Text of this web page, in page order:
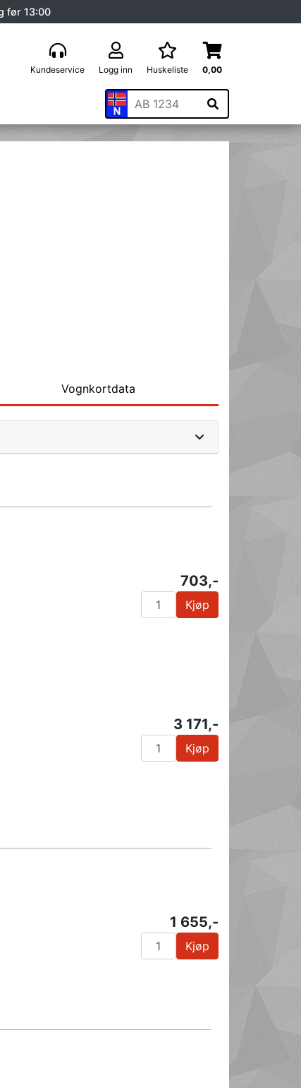
før 13:00
Kundeservice Logg inn Huskeliste 0,00
Vognkortdata
703,-
Kjøp
3 171,-
Kjøp
1 655,-
Kjøp